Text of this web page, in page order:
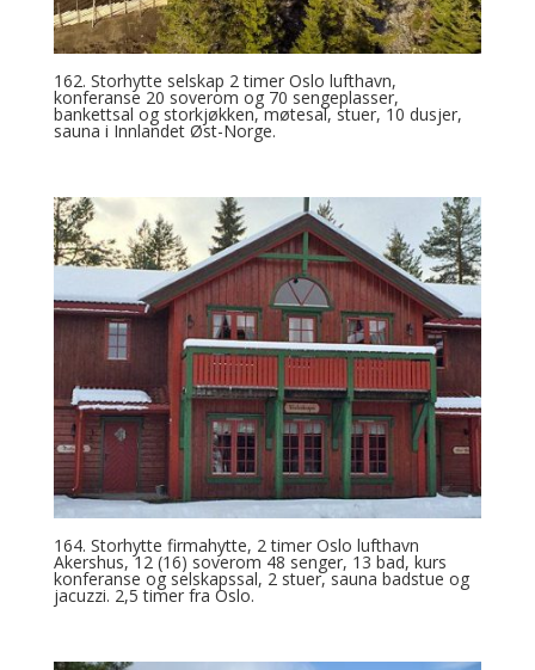
162. Storhytte selskap 2 timer Oslo lufthavn,
konferanse 20 soverom og 70 sengeplasser,
bankettsal og storkjøkken, møtesal, stuer, 10 dusjer,
sauna i Innlandet Øst-Norge.
164. Storhytte firmahytte, 2 timer Oslo lufthavn
Akershus, 12 (16) soverom 48 senger, 13 bad, kurs
konferanse og selskapssal, 2 stuer, sauna badstue og
jacuzzi. 2,5 timer fra Oslo.